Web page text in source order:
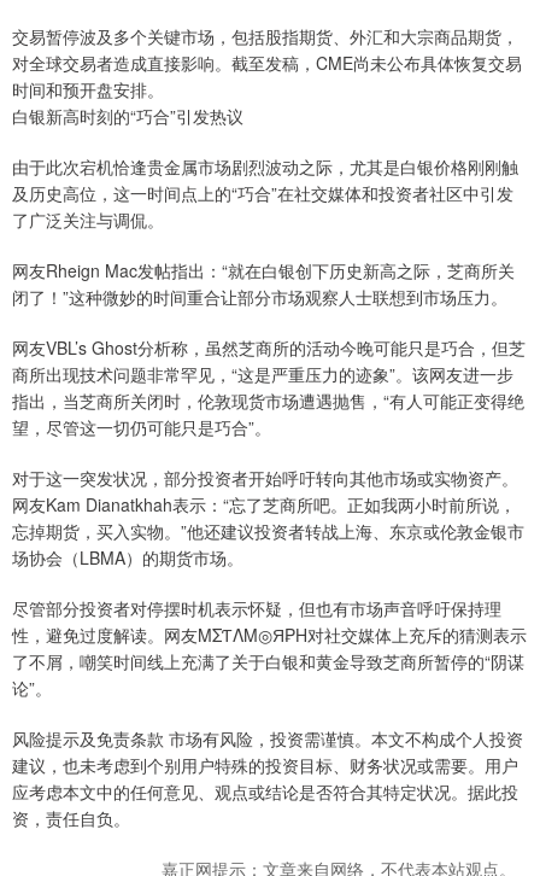
交易暂停波及多个关键市场，包括股指期货、外汇和大宗商品期货，
对全球交易者造成直接影响。截至发稿，CME尚未公布具体恢复交易
时间和预开盘安排。
白银新高时刻的“巧合”引发热议
由于此次宕机恰逢贵金属市场剧烈波动之际，尤其是白银价格刚刚触
及历史高位，这一时间点上的“巧合”在社交媒体和投资者社区中引发
了广泛关注与调侃。
网友Rheign Mac发帖指出：“就在白银创下历史新高之际，芝商所关
闭了！”这种微妙的时间重合让部分市场观察人士联想到市场压力。
网友VBL’s Ghost分析称，虽然芝商所的活动今晚可能只是巧合，但芝
商所出现技术问题非常罕见，“这是严重压力的迹象”。该网友进一步
指出，当芝商所关闭时，伦敦现货市场遭遇抛售，“有人可能正变得绝
望，尽管这一切仍可能只是巧合”。
对于这一突发状况，部分投资者开始呼吁转向其他市场或实物资产。
网友Kam Dianatkhah表示：“忘了芝商所吧。正如我两小时前所说，
忘掉期货，买入实物。”他还建议投资者转战上海、东京或伦敦金银市
场协会（LBMA）的期货市场。
尽管部分投资者对停摆时机表示怀疑，但也有市场声音呼吁保持理
性，避免过度解读。网友MΣƬΛM◎Я₱H对社交媒体上充斥的猜测表示
了不屑，嘲笑时间线上充满了关于白银和黄金导致芝商所暂停的“阴谋
论”。
风险提示及免责条款 市场有风险，投资需谨慎。本文不构成个人投资
建议，也未考虑到个别用户特殊的投资目标、财务状况或需要。用户
应考虑本文中的任何意见、观点或结论是否符合其特定状况。据此投
资，责任自负。
嘉正网提示：文章来自网络，不代表本站观点。